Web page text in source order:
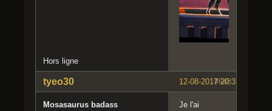
Hors ligne
#648
12-08-2017 20:32:12
tyeo30
Mosasaurus badass
Je l'ai